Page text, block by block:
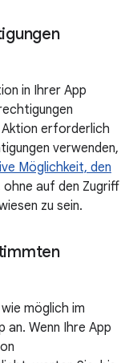
in Ihrer App
erforderlich
verwenden,
Möglichkeit, den
ohne auf den Zugriff
zu sein.
möglich im
an. Wenn Ihre App